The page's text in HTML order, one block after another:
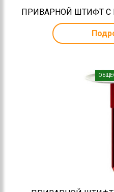
ПРИВАРНОЙ ШТИФТ